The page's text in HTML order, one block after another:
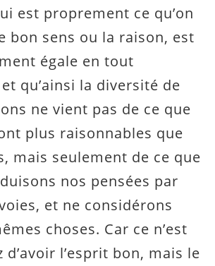
est proprement ce qu’on
bon sens ou la raison, est
égale en tout
qu’ainsi la diversité de
ne vient pas de ce que
plus raisonnables que
mais seulement de ce que
nos pensées par
et ne considérons
choses. Car ce n’est
d’avoir l’esprit bon, mais le